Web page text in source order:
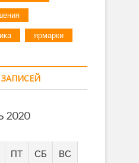
ярмарки
2020
ПТ СБ ВС